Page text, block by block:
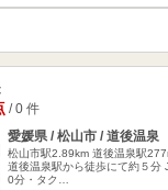
/ 0 件
愛媛県 / 松山市 / 道後温泉
松山市駅2.89km 道後温泉駅
道後温泉駅から徒歩にて約５分
0分・タク…